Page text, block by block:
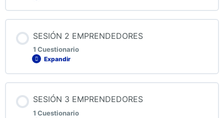
QUIZ 1 EMPRENDEDORES
SESIÓN 2 EMPRENDEDORES
1 Cuestionario
Expandir
SESIÓN 3 EMPRENDEDORES
1 Cuestionario